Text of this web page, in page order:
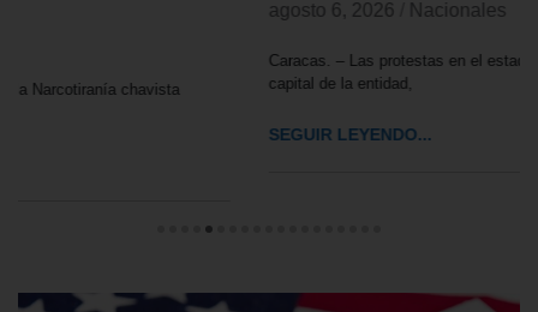
Caracas. – Las protestas en el estado Carabobo, especialmente en la
capital de la entidad,